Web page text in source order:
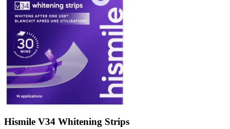
Hismile V34 Whitening Strips